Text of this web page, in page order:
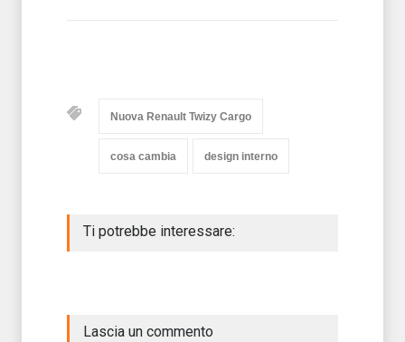
Nuova Renault Twizy Cargo
cosa cambia design interno
Ti potrebbe interessare:
Lascia un commento